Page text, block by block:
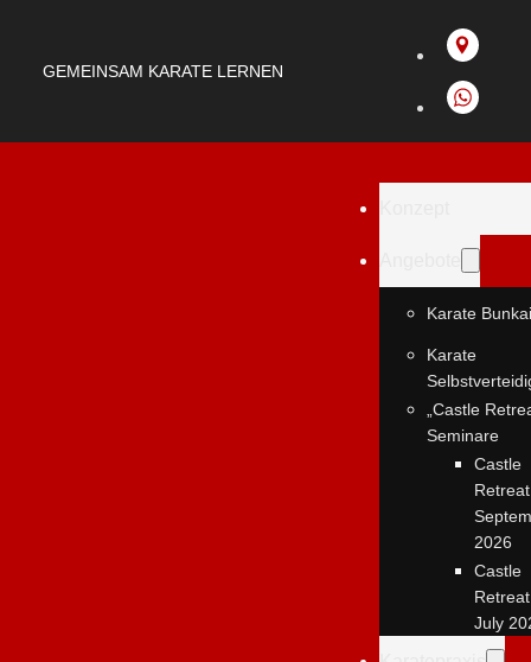
GEMEINSAM KARATE LERNEN
Karate Bunkai
Karate
„Castle
Seminare
Castle
2026
Castle
July